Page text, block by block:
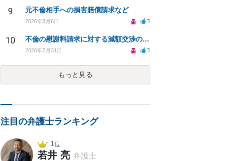
9 元不倫相手への損害賠償請求など
2026年8月6日 1
10 不倫の慰謝料請求に対する減額交渉の可能性と対策
2026年7月31日 1
もっと見る
注目の弁護士ランキング
1位
若井 亮 弁護士